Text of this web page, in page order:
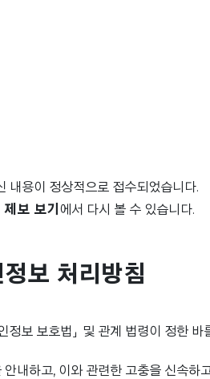
내용이 정상적으로 접수되었습니다.
제보 보기 에서 다시 볼 수 있습니다.
보 처리방침
보 보호법」 및 관계 법령이 정한
내하고, 이와 관련한 고충을 신속